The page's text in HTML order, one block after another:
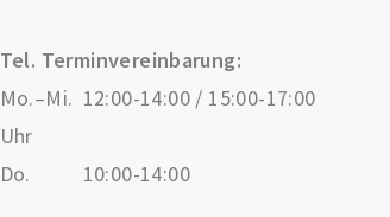
Tel. Terminvereinbarung:
Mo.–Mi. 12:00-14:00 / 15:00-17:00
Uhr
Do.
10:00-14:00